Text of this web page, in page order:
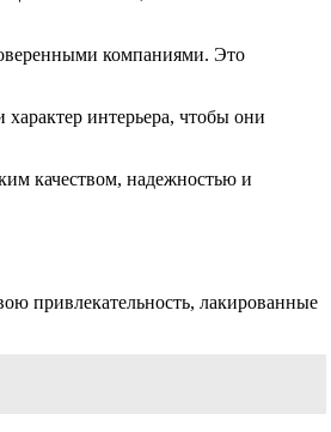
компаниями. Это
интерьера, чтобы они
качеством, надежностью и
привлекательность, лакированные